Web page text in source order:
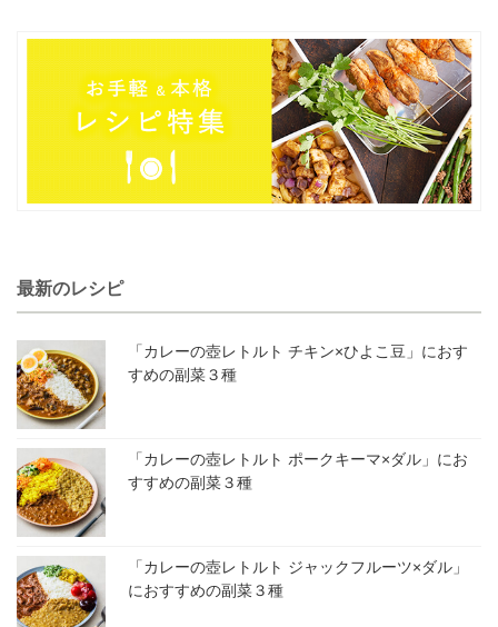
最新のレシピ
「カレーの壺レトルト チキン×ひよこ豆」におす
すめの副菜３種
「カレーの壺レトルト ポークキーマ×ダル」にお
すすめの副菜３種
「カレーの壺レトルト ジャックフルーツ×ダル」
におすすめの副菜３種